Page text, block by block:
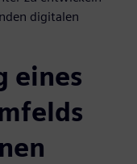
digitalen
eines